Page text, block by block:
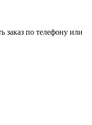
по телефону или